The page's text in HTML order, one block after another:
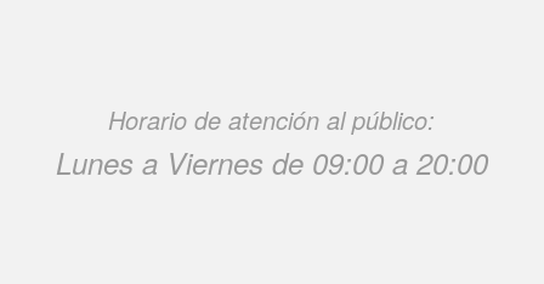
Horario de atención al público:
Lunes a Viernes de 09:00 a 20:00